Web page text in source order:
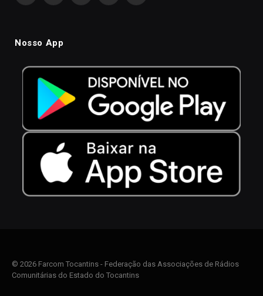
Nosso App
© 2026 Farcom Tocantins - Federação das Associações de Rádios
Comunitárias do Estado do Tocantins